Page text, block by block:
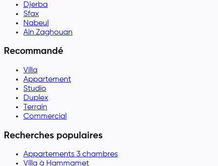
Djerba
Sfax
Nabeul
Aïn Zaghouan
Recommandé
Villa
Appartement
Studio
Duplex
Terrain
Commercial
Recherches populaires
Appartements 3 chambres
Villa à Hammamet